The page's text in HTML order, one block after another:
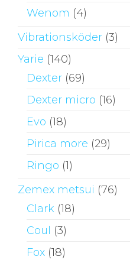
Wenom (4)
Vibrationsköder (3)
Yarie (140)
Dexter (69)
Dexter micro (16)
Evo (18)
Pirica more (29)
Ringo (1)
Zemex metsui (76)
Clark (18)
Coul (3)
Fox (18)